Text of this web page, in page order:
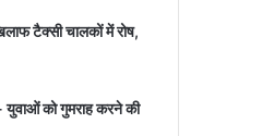
टैक्सी चालकों में रोष,
युवाओं को गुमराह करने की